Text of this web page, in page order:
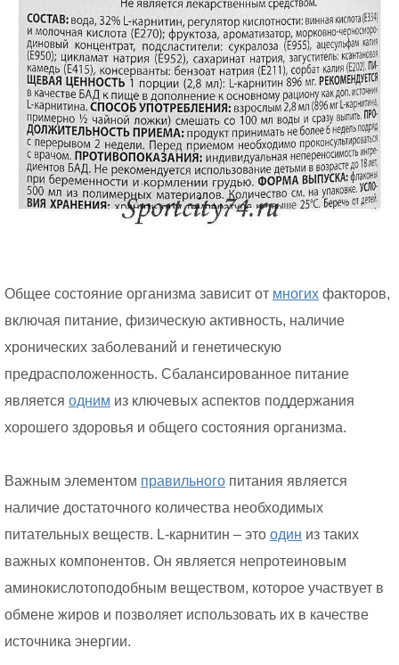
Общее состояние организма зависит от многих факторов,
включая питание, физическую активность, наличие
хронических заболеваний и генетическую
предрасположенность. Сбалансированное питание
является одним из ключевых аспектов поддержания
хорошего здоровья и общего состояния организма.
Важным элементом правильного питания является
наличие достаточного количества необходимых
питательных веществ. L-карнитин – это один из таких
важных компонентов. Он является непротеиновым
аминокислотоподобным веществом, которое участвует в
обмене жиров и позволяет использовать их в качестве
источника энергии.